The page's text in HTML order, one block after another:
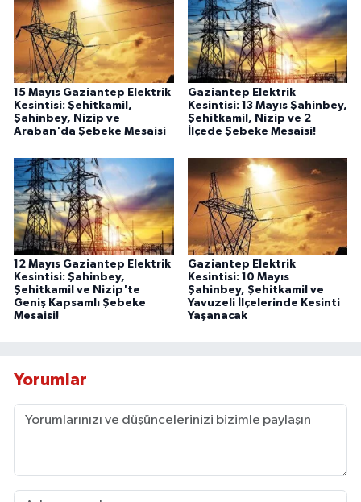
15 Mayıs Gaziantep Elektrik
Kesintisi: Şehitkamil,
Şahinbey, Nizip ve
Araban'da Şebeke Mesaisi
Gaziantep Elektrik
Kesintisi: 13 Mayıs Şahinbey,
Şehitkamil, Nizip ve 2
İlçede Şebeke Mesaisi!
12 Mayıs Gaziantep Elektrik
Kesintisi: Şahinbey,
Şehitkamil ve Nizip'te
Geniş Kapsamlı Şebeke
Mesaisi!
Gaziantep Elektrik
Kesintisi: 10 Mayıs
Şahinbey, Şehitkamil ve
Yavuzeli İlçelerinde Kesinti
Yaşanacak
Yorumlar